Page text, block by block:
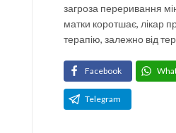
загроза переривання
матки коротшає, лікар
терапію, залежно від
Facebook
Telegram